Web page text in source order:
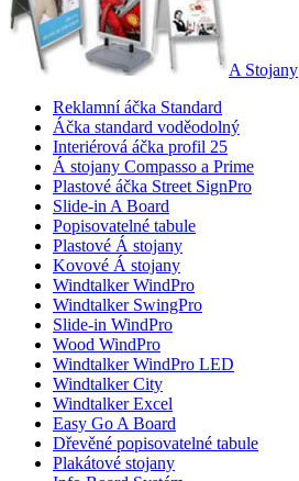
A Stojany
Reklamní áčka Standard
Áčka standard voděodolný
Interiérová áčka profil 25
Á stojany Compasso a Prime
Plastové áčka Street SignPro
Slide-in A Board
Popisovatelné tabule
Plastové Á stojany
Kovové Á stojany
Windtalker WindPro
Windtalker SwingPro
Slide-in WindPro
Wood WindPro
Windtalker WindPro LED
Windtalker City
Windtalker Excel
Easy Go A Board
Dřevěné popisovatelné tabule
Plakátové stojany